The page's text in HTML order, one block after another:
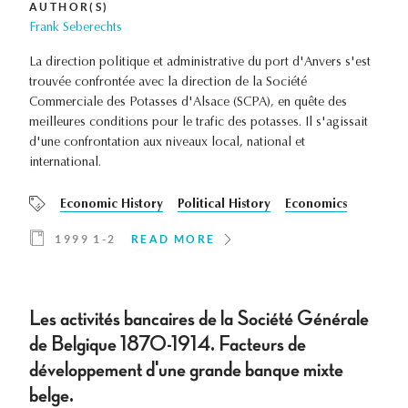
AUTHOR(S)
Frank Seberechts
La direction politique et administrative du port d'Anvers s'est
trouvée confrontée avec la direction de la Société
Commerciale des Potasses d'Alsace (SCPA), en quête des
meilleures conditions pour le trafic des potasses. Il s'agissait
d'une confrontation aux niveaux local, national et
international.
Economic History Political History Economics
1999 1-2 READ MORE
Les activités bancaires de la Société Générale
de Belgique 1870-1914. Facteurs de
développement d'une grande banque mixte
belge.